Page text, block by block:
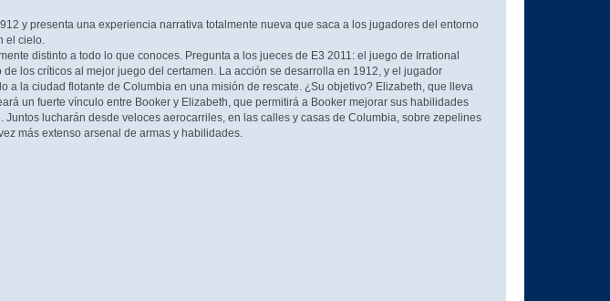
y presenta una experiencia narrativa totalmente nueva que saca a los jugadores del entorno
el cielo.
distinto a todo lo que conoces. Pregunta a los jueces de E3 2011: el juego de Irrational
los críticos al mejor juego del certamen. La acción se desarrolla en 1912, y el jugador
a la ciudad flotante de Columbia en una misión de rescate. ¿Su objetivo? Elizabeth, que lleva
un fuerte vínculo entre Booker y Elizabeth, que permitirá a Booker mejorar sus habilidades
lucharán desde veloces aerocarriles, en las calles y casas de Columbia, sobre zepelines
más extenso arsenal de armas y habilidades.